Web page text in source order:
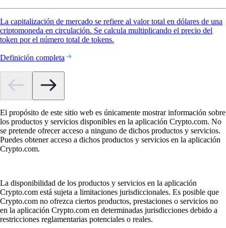
La capitalización de mercado se refiere al valor total en dólares de una
criptomoneda en circulación. Se calcula multiplicando el precio del
token por el número total de tokens.
Definición completa
El propósito de este sitio web es únicamente mostrar información sobre
los productos y servicios disponibles en la aplicación Crypto.com. No
se pretende ofrecer acceso a ninguno de dichos productos y servicios.
Puedes obtener acceso a dichos productos y servicios en la aplicación
Crypto.com.
La disponibilidad de los productos y servicios en la aplicación
Crypto.com está sujeta a limitaciones jurisdiccionales. Es posible que
Crypto.com no ofrezca ciertos productos, prestaciones o servicios no
en la aplicación Crypto.com en determinadas jurisdicciones debido a
restricciones reglamentarias potenciales o reales.